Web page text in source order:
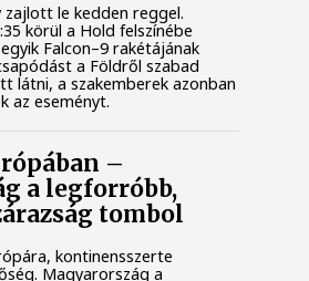
zajlott le kedden reggel.
körül a Hold felszínébe
Falcon–9 rakétájának
a Földről szabad
látni, a szakemberek azonban
az eseményt.
–
a legforróbb,
tombol
kontinensszerte
Magyarország a